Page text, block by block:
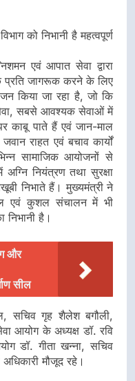
को निभानी है महत्वपूर्ण
एवं आपात सेवा द्वारा
के प्रति जागरूक करने के लिए
किया जा रहा है, जो कि
सबसे आवश्यक सेवाओं में
काबू पाते हैं एवं जान-माल
राहत एवं बचाव कार्यों
सामाजिक आयोजनों से
नियंत्रण तथा सुरक्षा
निभाते हैं। मुख्यमंत्री ने
एवं कुशल संचालन में भी
निभानी है।
और
सील
सचिव गृह शैलेश बगौली,
आयोग के अध्यक्ष डॉ. रवि
डॉ. गीता खन्ना, सचिव
मौजूद रहे।